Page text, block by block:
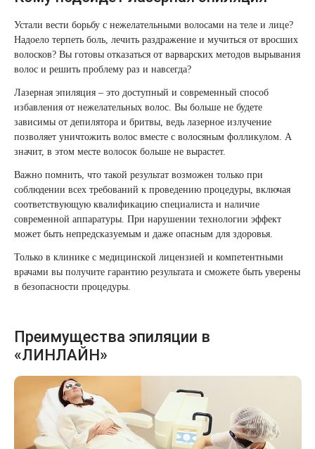
Устали вести борьбу с нежелательными волосами на теле и лице?
Надоело терпеть боль, лечить раздражение и мучиться от вросших
волосков? Вы готовы отказаться от варварских методов вырывания
волос и решить проблему раз и навсегда?
Лазерная эпиляция – это доступный и современный способ
избавления от нежелательных волос. Вы больше не будете
зависимы от депилятора и бритвы, ведь лазерное излучение
позволяет уничтожить волос вместе с волосяным фолликулом. А
значит, в этом месте волосок больше не вырастет.
Важно помнить, что такой результат возможен только при
соблюдении всех требований к проведению процедуры, включая
соответствующую квалификацию специалиста и наличие
современной аппаратуры. При нарушении технологии эффект
может быть непредсказуемым и даже опасным для здоровья.
Только в клинике с медицинской лицензией и компетентными
врачами вы получите гарантию результата и сможете быть уверены
в безопасности процедуры.
Преимущества эпиляции в
«ЛИНЛАЙН»
Лечение прыщей (угревой сыпи)
Лечение гиперпигментации
Удаление веснушек
Удаление сосудистых звездочек
Удаление винного пятна
Лечение псориаза
Лазерное удаление рубцов
Удаление новообразований
Лазерное лечение постакне
Омоложение QOOLGLOW
Фотодинамическая терапия HELEO™
Удалить носогубные складки
Удалить перманентный макияж
Удалить рубцы
Поднять брови
Молодую и увлажнённую кожу вокруг глаз
Вылечить расширенные поры
Избавиться от пигментных пятен на лице
Восстановление здоровья волос
Сделать педикюр
Купить сертификат